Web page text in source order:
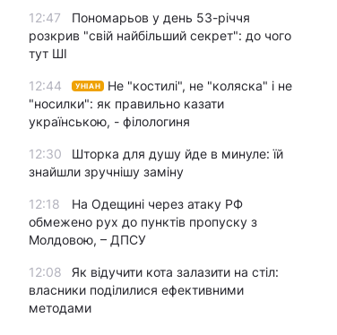
12:47
Пономарьов у день 53-річчя
розкрив "свій найбільший секрет": до чого
тут ШІ
12:44 УНІАН
Не "костилі", не "коляска" і не
"носилки": як правильно казати
українською, - філологиня
12:30
Шторка для душу йде в минуле: їй
знайшли зручнішу заміну
12:18
На Одещині через атаку РФ
обмежено рух до пунктів пропуску з
Молдовою, – ДПСУ
12:08
Як відучити кота залазити на стіл:
власники поділилися ефективними
методами